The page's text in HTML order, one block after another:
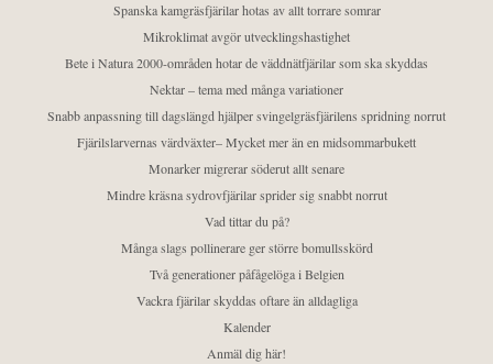
Spanska kamgräsfjärilar hotas av allt torrare somrar
Mikroklimat avgör utvecklingshastighet
Bete i Natura 2000-områden hotar de väddnätfjärilar som ska skyddas
Nektar – tema med många variationer
Snabb anpassning till dagslängd hjälper svingelgräsfjärilens spridning norrut
Fjärilslarvernas värdväxter– Mycket mer än en midsommarbukett
Monarker migrerar söderut allt senare
Mindre kräsna sydrovfjärilar sprider sig snabbt norrut
Vad tittar du på?
Många slags pollinerare ger större bomullsskörd
Två generationer påfågelöga i Belgien
Vackra fjärilar skyddas oftare än alldagliga
Kalender
Anmäl dig här!